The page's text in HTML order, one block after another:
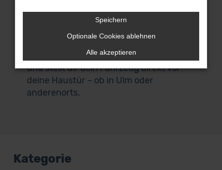
zuhause bist und nicht zu uns nach
Garching bei München kommen
möchtest, bist du herzlich willkommen.
Unser Lieferdienst macht es möglich
und stellt dir dein Fahrzeug direkt vor
deine Haustür – ob in Ulm oder
anderenorts.
Kategorie
Speichern
Optionale Cookies ablehnen
Alle akzeptieren